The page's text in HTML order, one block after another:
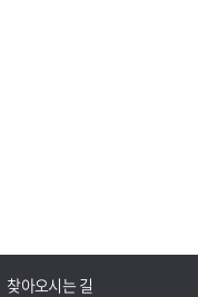
찾아오시는 길